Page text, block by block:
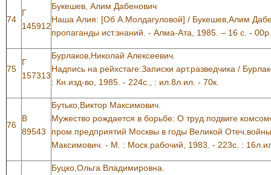
74
Г
145912
Букешев, Алим Дабенович
Наша Алия: [Об А.Молдагуловой] / Букешев,Алим
пропаганды ист.знаний. - Алма-Ата, 1985. – 16 с. -
75
Г
157313
Бурлаков,Николай Алексеевич.
Надпись на рейхстаге:Записки арт.разведчика /
: Кн.изд-во, 1985. - 224с., : ил.8л.ил. - 70к.
76
В
89543
Бутько,Виктор Максимович.
Мужество рождается в борьбе: О труд.подвиге
пром.предприятий Москвы в годы Великой
Максимович. - М. : Моск.рабочий, 1983. - 223с. :
Буцко,Ольга Владимировна.